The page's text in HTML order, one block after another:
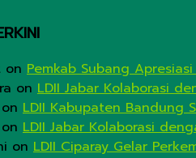
on Pemkab Subang
on LDII Jabar Kolaborasi
on LDII Kabupaten Bandung
on LDII Jabar Kolaborasi
on LDII Ciparay Gelar